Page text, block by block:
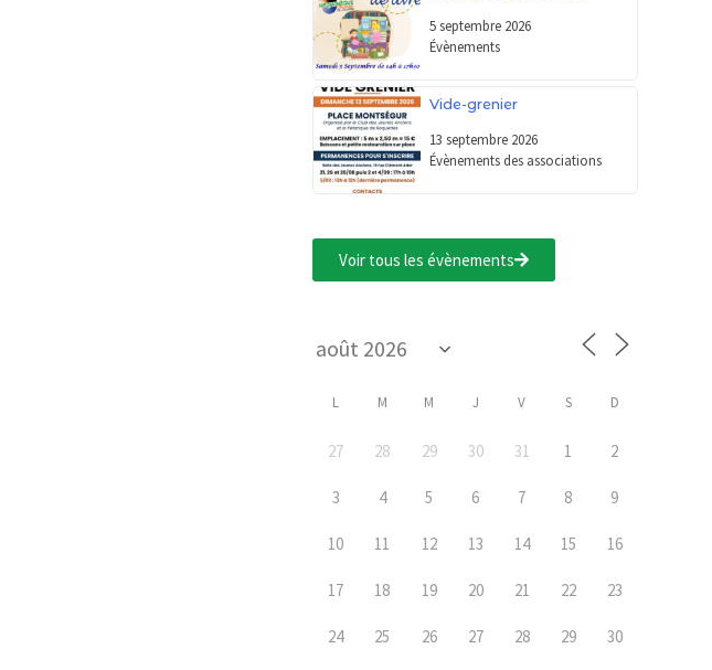
5 septembre 2026
Évènements
Vide-grenier
13 septembre 2026
Évènements des associations
Voir tous les évènements
L M M J V S D
27 28 29 30 31 1 2
3 4 5 6 7 8 9
10 11 12 13 14 15 16
17 18 19 20 21 22 23
24 25 26 27 28 29 30